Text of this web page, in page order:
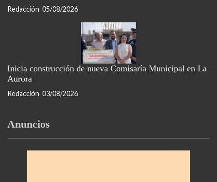
Redacción 05/08/2026
Inicia construcción de nueva Comisaría Municipal en La
Aurora
Redacción 03/08/2026
Anuncios